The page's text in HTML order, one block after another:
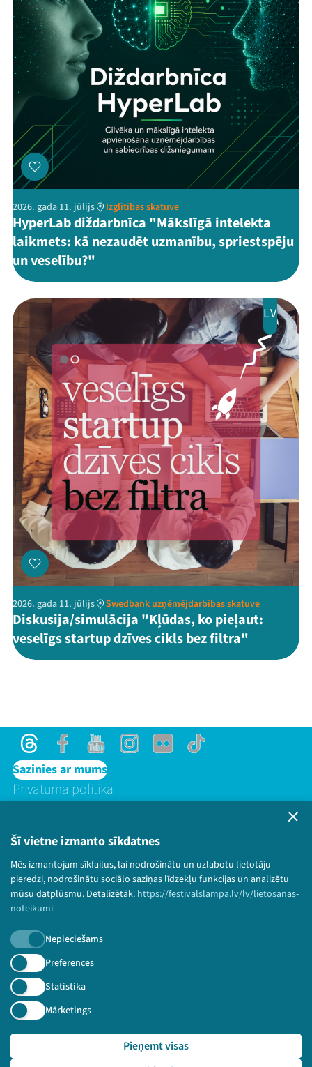
Šī vietne izmanto sīkdatnes
Mēs izmantojam sīkfailus, lai nodrošinātu un uzlabotu lietotāju
pieredzi, nodrošinātu sociālo saziņas līdzekļu funkcijas un analizētu
mūsu datplūsmu. Detalizētāk: https://festivalslampa.lv/lv/lietosanas-
noteikumi
Nepieciešams
Preferences
Statistika
Mārketings
Pieņemt visas
2026. gada 11. jūlijs Izglītības skatuve
HyperLab diždarbnīca "Mākslīgā intelekta
laikmets: kā nezaudēt uzmanību, spriestspēju
un veselību?"
LV
2026. gada 11. jūlijs Swedbank uzņēmējdarbības skatuve
Diskusija/simulācija "Kļūdas, ko pieļaut:
veselīgs startup dzīves cikls bez filtra"
ThreadsFacebookYoutubeInstagram
Flick TikTok
Sazinies ar mums
Privātuma politika
© 2026 Sarunu festivāls LAMPA Visas tiesības
paturētas.
Piesakies jaunumiem!
Nepalaid garām aktuālāko informāciju!
Pieteikties
🔗 https://festivalslampa.lv/lv/video-arhivs/1385?sp